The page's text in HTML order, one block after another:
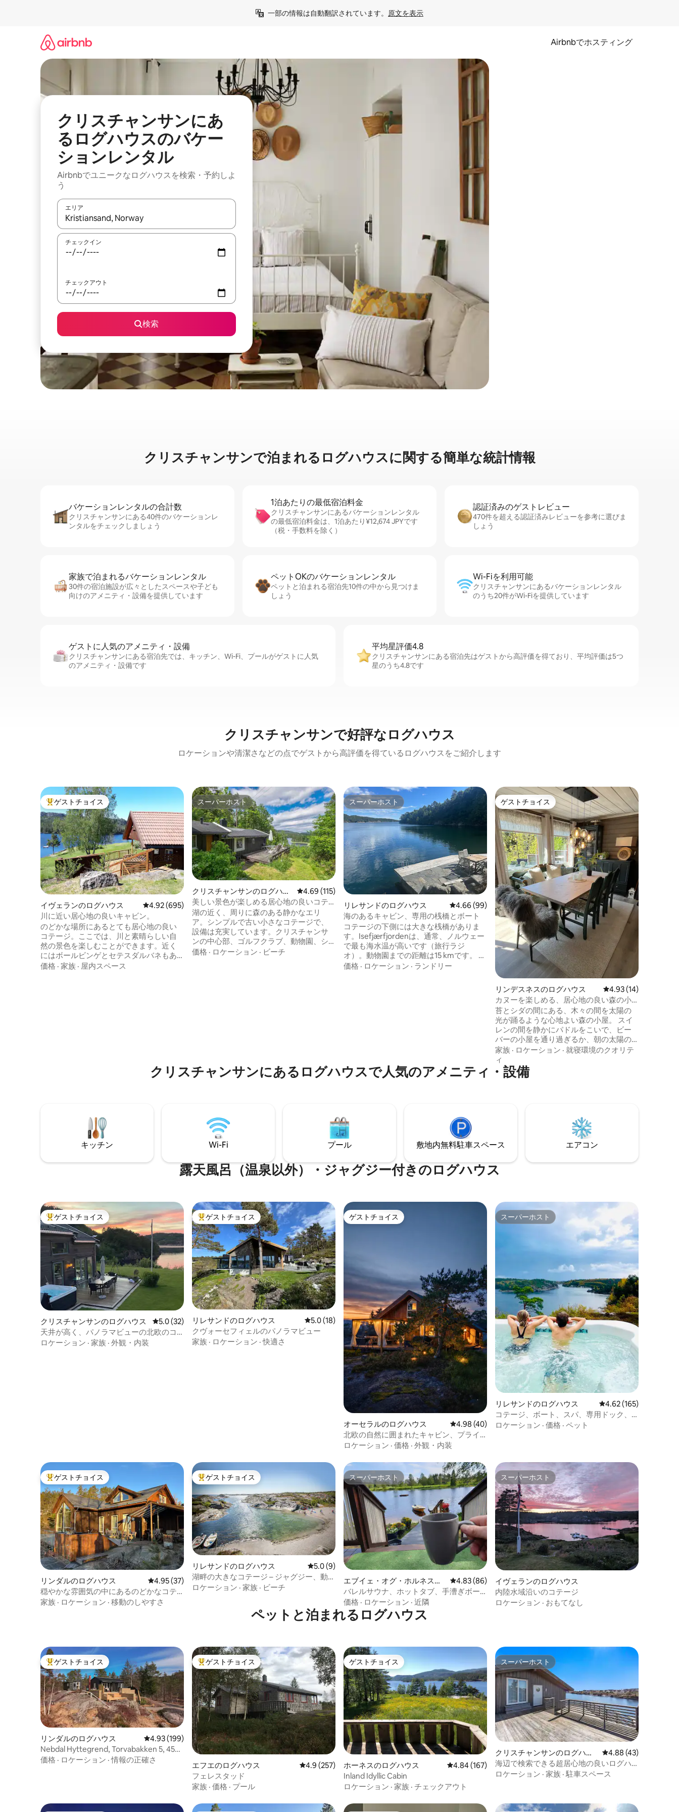
一部の情報は自動翻訳されています。 原文を表示
Airbnbでホスティング
クリスチャンサンにあ
るログハウスのバケー
ションレンタル
Airbnbでユニークなログハウスを検索・予約しよ
う
エリア
検索結果が表示されたら、上下の矢印キーを使って移動するか、画面をタッチまたはスワイプして検索結果を確認することができます。
チェックイン
チェックアウト
検索
クリスチャンサンで泊⁠ま⁠れ⁠るロ⁠グ⁠ハ⁠ウ⁠ス⁠に関⁠す⁠る簡⁠単⁠な統⁠計⁠情⁠報
バケーションレ⁠ン⁠タ⁠ル⁠の合⁠計⁠数
クリスチャンサンにある40件のバケーションレ
ンタルをチェックしましょう
1泊あたりの最⁠低⁠宿⁠泊⁠料⁠金
クリスチャンサンにあるバケーションレンタル
の最低宿泊料金は、1泊あたり¥12,674 JPYです
（税・手数料を除く）
認証済みのゲ⁠ス⁠ト⁠レ⁠ビ⁠ュ⁠ー
470件を超える認証済みレビューを参考に選びま
しょう
家族で泊まれるバ⁠ケ⁠ー⁠シ⁠ョ⁠ンレ⁠ン⁠タ⁠ル
30件の宿泊施設が広々としたスペースや子ども
向けのアメニティ・設備を提供しています
ペットOKのバ⁠ケ⁠ー⁠シ⁠ョ⁠ンレ⁠ン⁠タ⁠ル
ペットと泊まれる宿泊先10件の中から見つけま
しょう
Wi-Fiを利⁠用⁠可⁠能
クリスチャンサンにあるバケーションレンタル
のうち20件がWi-Fiを提供しています
ゲストに人⁠気⁠のア⁠メ⁠ニ⁠テ⁠ィ・設⁠備
クリスチャンサンにある宿泊先では、キッチン、Wi-Fi、プールがゲストに人気
のアメニティ・設備です
平均星評価4.8
クリスチャンサンにある宿泊先はゲストから高評価を得ており、平均評価は5つ
星のうち4.8です
クリスチャンサンで好評なログハウス
ロケーションや清潔さなどの点でゲストから高評価を得ているログハウスをご紹介します
大好評のゲストチョイスです。
ゲストチョイス
イヴェランのログハウス レビュー695件、5つ星中4.92つ星の平均評価
4.92 (695)
川に近い居心地の良いキャビン。
のどかな場所にあるとても居心地の良い
コテージ。ここでは、川と素晴らしい自
然の景色を楽しむことができます。近く
にはボールビンゲとセテスダルバネもあ
ります。コテージはR9からわずか10分、
価格 · 家族 · 屋内スペース
スーパーホスト
スーパーホスト
クリスチャンサンのログハウ
ス
レビュー115件、5つ星中4.69つ星の平均評価
4.69 (115)
美しい景色が楽しめる居心地の良いコテ
ージ、KRSのダウンタウンに近い
湖の近く、周りに森のある静かなエリ
ア。シンプルで古い小さなコテージで、
設備は充実しています。クリスチャンサ
ンの中心部、ゴルフクラブ、動物園、シ
ョッピングセンター
価格 · ロケーション · ビーチ
スーパーホスト
スーパーホスト
リレサンドのログハウス レビュー99件、5つ星中4.66つ星の平均評価
4.66 (99)
海のあるキャビン、専用の桟橋とボート
コテージの下側には大きな桟橋がありま
す。Isefjærfjordenは、通常、ノルウェー
で最も海水温が高いです（旅行ラジ
オ）。動物園までの距離は15 kmです。 コ
テージの正面は急斜面ですが、フェンス
価格 · ロケーション · ランドリー
ゲストチョイス
ゲストチョイス
リンデスネスのログハウス レビュー14件、5つ
4.93 (14)
カヌーを楽しめる、居心地の良い森の小
屋
苔とシダの間にある、木々の間を太陽の
光が踊るような心地よい森の小屋。 スイ
レンの間を静かにパドルをこいで、ビー
バーの小屋を通り過ぎるか、朝の太陽の
下でコーヒーカップや友人、本と一緒に
デッキにいます。 ここには平穏、鳥のさ
えずり、そして小さな喜びのための多く
のスペースがあります。 電波は悪いです
まで45分。ここは、周辺を散策して体験
するのにも、ただそこにいて深呼吸する
のにも最適な拠点です。あなた次第で
す。
家族 · ロケーション · 就寝環境のクオリテ
ィ
クリスチャンサンにあるログハウスで人気のアメニティ・設備
キッチン Wi-Fi プール 敷地内無料駐⁠車ス⁠ペ⁠ー⁠ス エアコン
露天風呂（温泉以外）・ジャグジー付きのログハウス
大好評のゲストチョイスです。
ゲストチョイス
クリスチャンサンのログハウス レビュー32件、5つ星中5.0つ星の平均評価
5.0 (32)
天井が高く、パノラマビューの北欧のコ
テージ
ロケーション · 家族 · 外観・内装
大好評のゲストチョイスです。
ゲストチョイス
リレサンドのログハウス レビュー18件、5つ星中5.0つ星の平均評価
5.0 (18)
クヴォーセフィェルのパノラマビュー
家族 · ロケーション ·快適さ
ゲストチョイス
ゲストチョイス
オーセラルのログハウス レビュー40件、5つ星中4.98つ星の平均評価
4.98 (40)
北欧の自然に囲まれたキャビン、プライ
ベートドック＆ジャグジー
ロケーション · 価格 · 外観・内装
スーパーホスト
スーパーホスト
リレサンドのログハウス レビュー165件、5つ
4.62 (165)
コテージ、ボート、スパ、専用ドック、
リレサンド
ロケーション · 価格 · ペット
大好評のゲストチョイスです。
ゲストチョイス
リンダルのログハウス レビュー37件、5つ星中4.95つ星の平均評価
4.95 (37)
穏やかな雰囲気の中にあるのどかなコテ
ージ
家族 · ロケーション · 移動のしやすさ
大好評のゲストチョイスです。
ゲストチョイス
リレサンドのログハウス レビュー9件、5つ星中5.0つ星の平均評価
5.0 (9)
湖畔の大きなコテージ – ジャグジー、動物
園20分
ロケーション · 家族 · ビーチ
スーパーホスト
スーパーホスト
エブイェ・オグ・ホルネスの
ログハウス
レビュー86件、5つ星中4.83つ星の平均評価
4.83 (86)
バレルサウナ、ホットタブ、手漕ぎボー
ト、そしてリラックスを楽しめるコテー
ジ
価格 · ロケーション · 近隣
スーパーホスト
スーパーホスト
イヴェランのログハウス
内陸水域沿いのコテージ
ロケーション · おもてなし
ペットと泊まれるログハウス
大好評のゲストチョイスです。
ゲストチョイス
リンダルのログハウス レビュー199件、5つ星中4.93つ星の平均評価
4.93 (199)
Nebdal Hyttegrend, Torvabakken 5, 4580
Lyngdal
価格 · ロケーション ·情報の正確さ
大好評のゲストチョイスです。
ゲストチョイス
エフエのログハウス レビュー257件、5つ星中4.9つ星の平均評価
4.9 (257)
フェレスタッド
家族 · 価格 · プール
ゲストチョイス
ゲストチョイス
ホーネスのログハウス レビュー167件、5つ星中4.84つ星の平均評価
4.84 (167)
Inland Idyllic Cabin
ロケーション · 家族 · チェックアウト
スーパーホスト
スーパーホスト
クリスチャンサンのログハウ
ス
レビュー43件、5つ
4.88 (43)
海辺で検索できる超居心地の良いログハ
ウス😊
ロケーション · 家族 ·駐車スペース